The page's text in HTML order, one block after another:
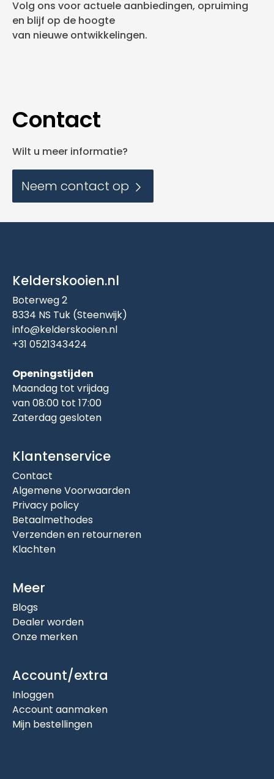
Volg ons voor actuele aanbiedingen, opruiming
en blijf op de hoogte
van nieuwe ontwikkelingen.
Contact
Wilt u meer informatie?
Neem contact op
Kelderskooien.nl
Boterweg 2
8334 NS Tuk (Steenwijk)
info@kelderskooien.nl
+31 0521343424
Openingstijden
Maandag tot vrijdag
van 08:00 tot 17:00
Zaterdag gesloten
Klantenservice
Contact
Algemene Voorwaarden
Privacy policy
Betaalmethodes
Verzenden en retourneren
Klachten
Meer
Blogs
Dealer worden
Onze merken
Account/extra
Inloggen
Account aanmaken
Mijn bestellingen